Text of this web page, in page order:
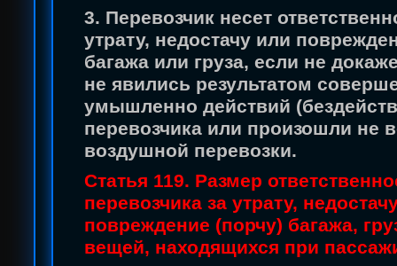
3. Перевозчик несет
утрату, недостачу или
багажа или груза, если не
не явились результатом
умышленно действий
перевозчика или произошли не
воздушной перевозки.
Статья 119. Размер
перевозчика за утрату,
повреждение (порчу) багажа,
вещей, находящихся при